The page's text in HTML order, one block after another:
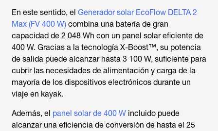
En este sentido, el Generador solar EcoFlow DELTA 2
Max (FV 400 W) combina una batería de gran
capacidad de 2 048 Wh con un panel solar eficiente de
400 W. Gracias a la tecnología X-Boost™, su potencia
de salida puede alcanzar hasta 3 100 W, suficiente para
cubrir las necesidades de alimentación y carga de la
mayoría de los dispositivos electrónicos durante un
viaje en kayak.
Además, el panel solar de 400 W incluido puede
alcanzar una eficiencia de conversión de hasta el 25